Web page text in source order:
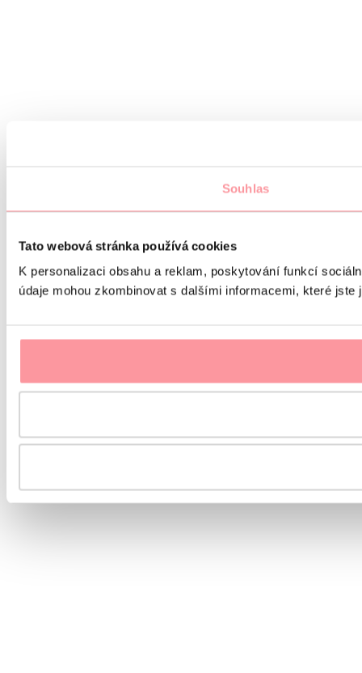
Souhlas
Tato webová stránka používá cookies
K personalizaci obsahu a reklam, poskytování funkcí
údaje mohou zkombinovat s dalšími informacemi, které